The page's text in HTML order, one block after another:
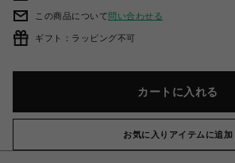
この商品について問い合わせる
ギフト：ラッピング不可
カートに入れる
お気に入りアイテムに追加